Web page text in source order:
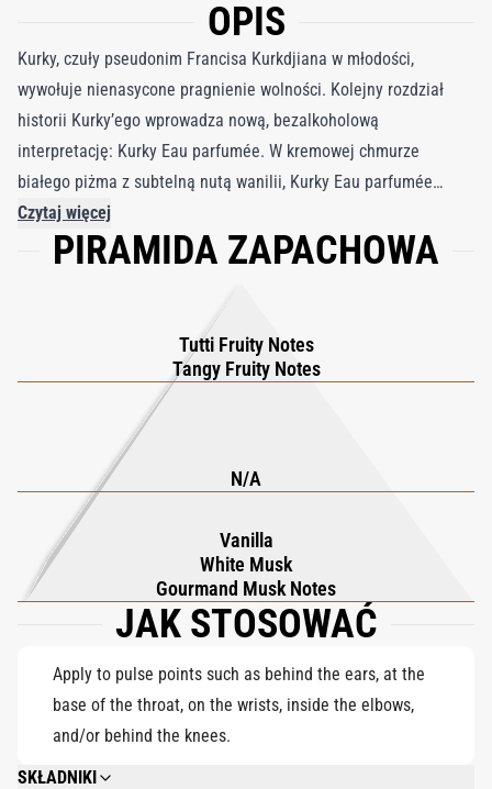
OPIS
Kurky, czuły pseudonim Francisa Kurkdjiana w młodości,
wywołuje nienasycone pragnienie wolności. Kolejny rozdział
historii Kurky’ego wprowadza nową, bezalkoholową
interpretację: Kurky Eau parfumée. W kremowej chmurze
białego piżma z subtelną nutą wanilii, Kurky Eau parfumée
destyluje cudownie nostalgiczny zapach przypominający
pikantny akord tutti-frutti, przypominający zapach pudełka
perfumowana, pozostawiając na skórze otulającą, wygodną i
delikatną warstwę. Miękkie, zmysłowe wprowadzenie do
zapachów dla najmłodszych i radosna odpowiedź dla tych,
którzy nigdy nie stracili swojego wewnętrznego dziecka i
szukają lżejszych perfum. Nowa formuła zapewnia zapach, który
jest zarówno intensywny, jak i naturalny, a jednocześnie
delikatny dla skóry. Woda zapachowa Kurky nie zawiera
alkoholu i jest odpowiednia dla wrażliwej skóry dzieci od 3. roku
życia.
Czytaj więcej
PIRAMIDA ZAPACHOWA
Tutti Fruity Notes
Tangy Fruity Notes
N/A
Vanilla
White Musk
Gourmand Musk Notes
JAK STOSOWAĆ
Apply to pulse points such as behind the ears, at the
base of the throat, on the wrists, inside the elbows,
and/or behind the knees.
SKŁADNIKI